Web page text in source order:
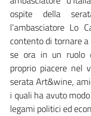
ospite della
l’ambasciatore Lo
contento di tornare
se ora in un ruolo
proprio piacere nel
serata Art&wine,
i quali ha avuto
legami politici ed